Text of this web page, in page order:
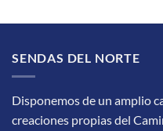
SENDAS DEL NORTE
Disponemos de un amplio
creaciones propias del